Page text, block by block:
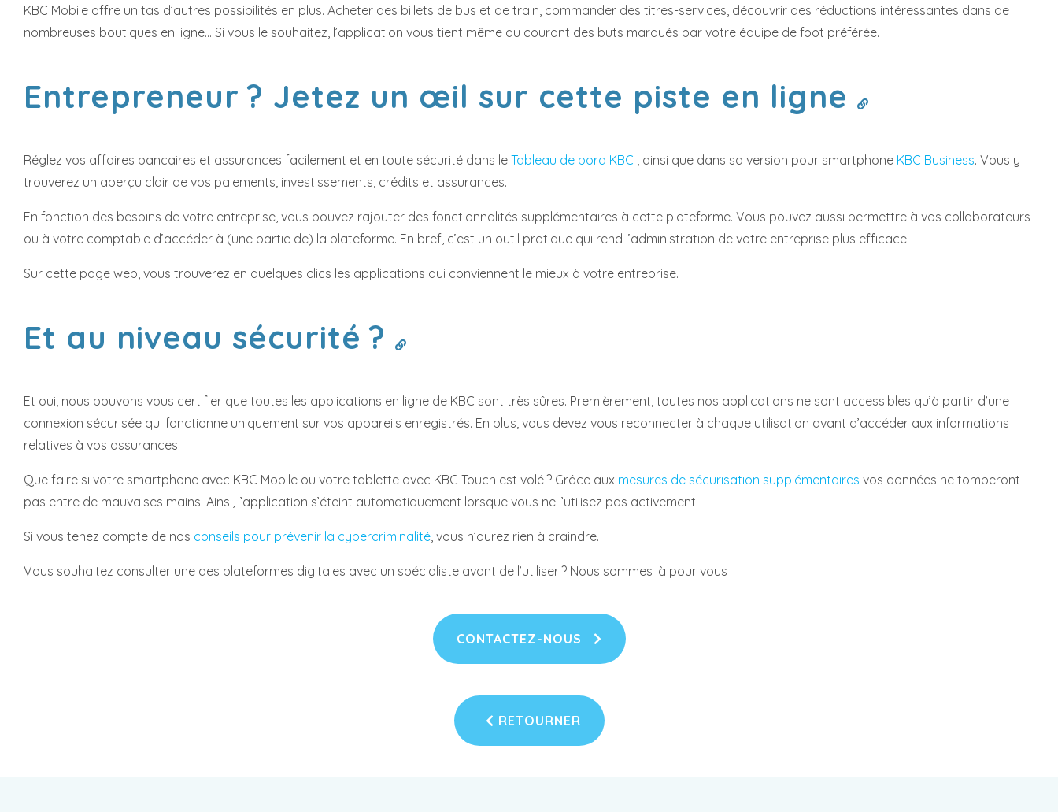
KBC Mobile offre un tas d’autres possibilités en plus. Acheter des billets de bus et de train, commander des titres-services, découvrir des réductions intéressantes dans de
nombreuses boutiques en ligne... Si vous le souhaitez, l’application vous tient même au courant des buts marqués par votre équipe de foot préférée.
Entrepreneur ? Jetez un œil sur cette piste en ligne
Réglez vos affaires bancaires et assurances facilement et en toute sécurité dans le Tableau de bord KBC , ainsi que dans sa version pour smartphone KBC Business. Vous y
trouverez un aperçu clair de vos paiements, investissements, crédits et assurances.
En fonction des besoins de votre entreprise, vous pouvez rajouter des fonctionnalités supplémentaires à cette plateforme. Vous pouvez aussi permettre à vos collaborateurs
ou à votre comptable d’accéder à (une partie de) la plateforme. En bref, c’est un outil pratique qui rend l’administration de votre entreprise plus efficace.
Sur cette page web, vous trouverez en quelques clics les applications qui conviennent le mieux à votre entreprise.
Et au niveau sécurité ?
Et oui, nous pouvons vous certifier que toutes les applications en ligne de KBC sont très sûres. Premièrement, toutes nos applications ne sont accessibles qu’à partir d’une
connexion sécurisée qui fonctionne uniquement sur vos appareils enregistrés. En plus, vous devez vous reconnecter à chaque utilisation avant d’accéder aux informations
relatives à vos assurances.
Que faire si votre smartphone avec KBC Mobile ou votre tablette avec KBC Touch est volé ? Grâce aux mesures de sécurisation supplémentaires vos données ne tomberont
pas entre de mauvaises mains. Ainsi, l’application s’éteint automatiquement lorsque vous ne l’utilisez pas activement.
Si vous tenez compte de nos conseils pour prévenir la cybercriminalité, vous n’aurez rien à craindre.
Vous souhaitez consulter une des plateformes digitales avec un spécialiste avant de l’utiliser ? Nous sommes là pour vous !
CONTACTEZ-NOUS
RETOURNER